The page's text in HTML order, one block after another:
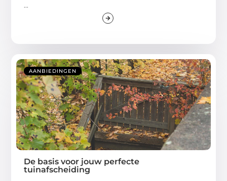
...
AANBIEDINGEN
De basis voor jouw perfecte
tuinafscheiding